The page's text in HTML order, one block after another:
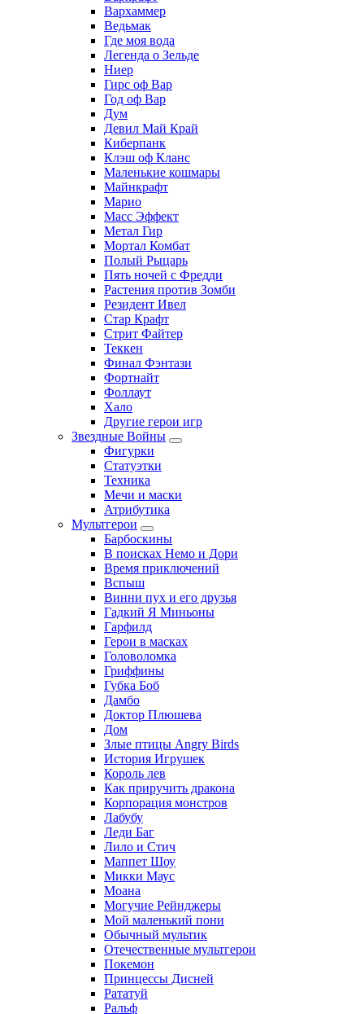
Вархаммер
Ведьмак
Где моя вода
Легенда о Зельде
Ниер
Гирс оф Вар
Год оф Вар
Дум
Девил Май Край
Киберпанк
Клэш оф Кланс
Маленькие кошмары
Майнкрафт
Марио
Масс Эффект
Метал Гир
Мортал Комбат
Полый Рыцарь
Пять ночей с Фредди
Растения против Зомби
Резидент Ивел
Стар Крафт
Стрит Файтер
Теккен
Финал Фэнтази
Фортнайт
Фоллаут
Хало
Другие герои игр
Звездные Войны
Фигурки
Статуэтки
Техника
Мечи и маски
Атрибутика
Мультгерои
Барбоскины
В поисках Немо и Дори
Время приключений
Вспыш
Винни пух и его друзья
Гадкий Я Миньоны
Гарфилд
Герои в масках
Головоломка
Гриффины
Губка Боб
Дамбо
Доктор Плюшева
Дом
Злые птицы Angry Birds
История Игрушек
Король лев
Как приручить дракона
Корпорация монстров
Лабубу
Леди Баг
Лило и Стич
Маппет Шоу
Микки Маус
Моана
Могучие Рейнджеры
Мой маленький пони
Обычный мультик
Отечественные мультгерои
Покемон
Принцессы Дисней
Рататуй
Ральф